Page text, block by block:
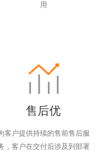
用
售后优
客户提供持续的售前售后服
，客户在交付后涉及到部署